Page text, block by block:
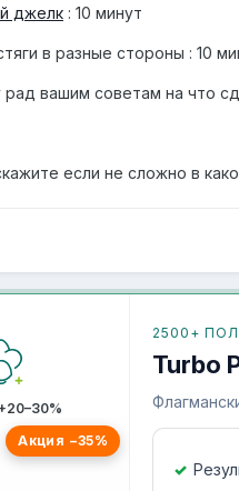
джелк : 10 минут
в разные стороны : 10
рад вашим советам на что
если не сложно в
Акция −35%
2500+
Turbo